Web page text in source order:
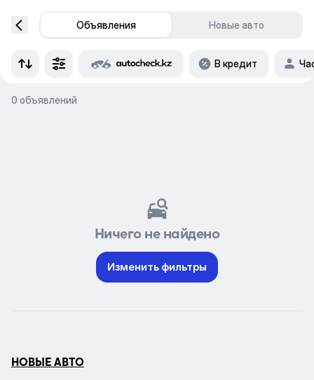
Объявления Новые авто
В кредит
0 объявлений
Ничего не найдено
Изменить фильтры
НОВЫЕ АВТО